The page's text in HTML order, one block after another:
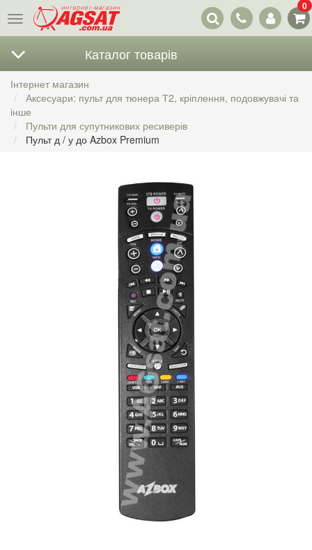
Меню
Наші
контакти
0
Каталог товарів
Інтернет магазин
Аксесуари: пульт для тюнера Т2, кріплення, подовжувачі та
інше
Пульти для супутникових ресиверів
Пульт д / у до Azbox Premium